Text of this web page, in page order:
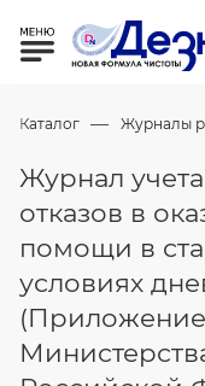
Каталог — Журналы
Журнал
отказов в
помощи в
условиях